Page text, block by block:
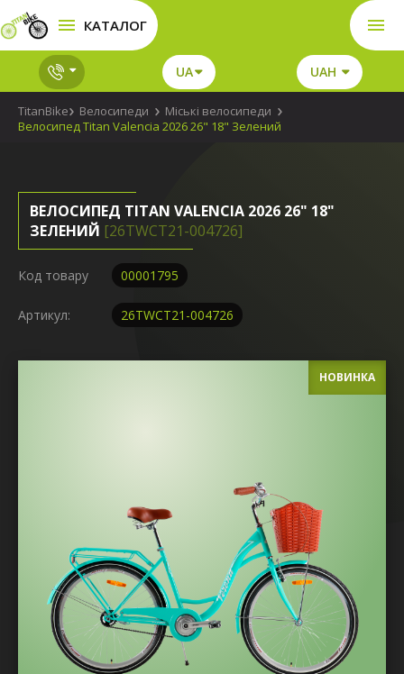
КАТАЛОГ
UA UAH
TitanBike Велосипеди
Міські велосипеди
Велосипед Titan Valencia 2026 26" 18" Зелений
ВЕЛОСИПЕД TITAN VALENCIA 2026 26" 18"
ЗЕЛЕНИЙ [26TWCT21-004726]
Код товару 00001795
Артикул: 26TWCT21-004726
НОВИНКА